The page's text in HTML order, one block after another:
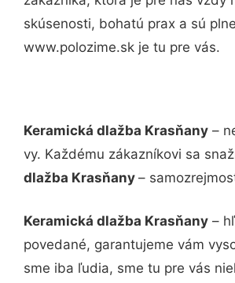
skúsenosti, bohatú prax a sú
www.polozime.sk je tu pre vás.
Keramická dlažba Krasňany –
vy. Každému zákazníkovi sa
dlažba Krasňany –
Keramická dlažba Krasňany –
povedané, garantujeme vám
sme iba ľudia, sme tu pre vás